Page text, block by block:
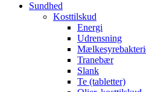
Sundhed
Kosttilskud
Energi
Udrensning
Tranebær
Slank
Te (tabletter)